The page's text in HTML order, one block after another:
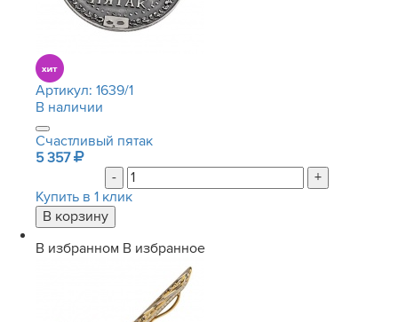
Артикул: 1639/1
В наличии
Счастливый пятак
5 357
-
+
Купить в 1 клик
В избранном В избранное